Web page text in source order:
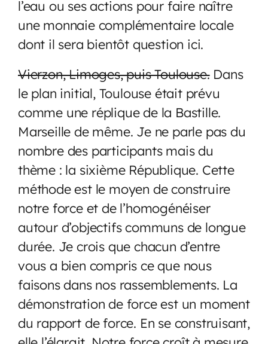
l’eau ou ses actions pour faire naître
une monnaie complémentaire locale
dont il sera bientôt question ici.
Vierzon, Limoges, puis Toulouse.Dans
le plan initial, Toulouse était prévu
comme une réplique de la Bastille.
Marseille de même. Je ne parle pas du
nombre des participants mais du
thème : la sixième République. Cette
méthode est le moyen de construire
notre force et de l’homogénéiser
autour d’objectifs communs de longue
durée. Je crois que chacun d’entre
vous a bien compris ce que nous
faisons dans nos rassemblements. La
démonstration de force est un moment
du rapport de force. En se construisant,